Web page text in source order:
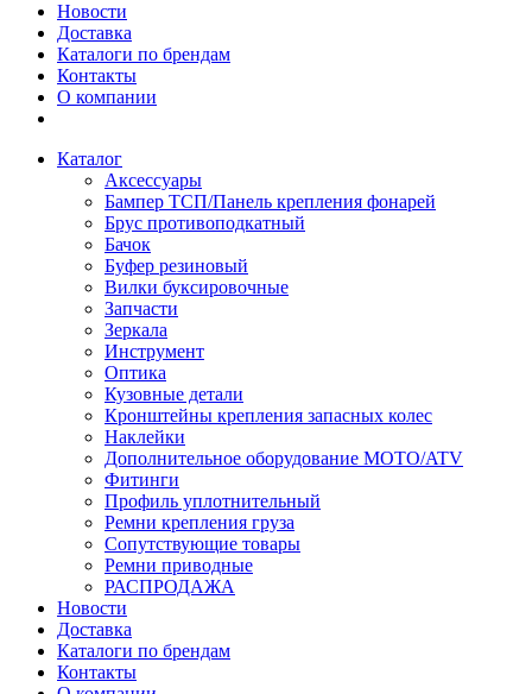
Новости
Доставка
Каталоги по брендам
Контакты
О компании
Каталог
Аксессуары
Бампер ТСП/Панель крепления фонарей
Брус противоподкатный
Бачок
Буфер резиновый
Вилки буксировочные
Запчасти
Зеркала
Инструмент
Оптика
Кузовные детали
Кронштейны крепления запасных колес
Наклейки
Дополнительное оборудование MOTO/ATV
Фитинги
Профиль уплотнительный
Ремни крепления груза
Сопутствующие товары
Ремни приводные
РАСПРОДАЖА
Новости
Доставка
Каталоги по брендам
Контакты